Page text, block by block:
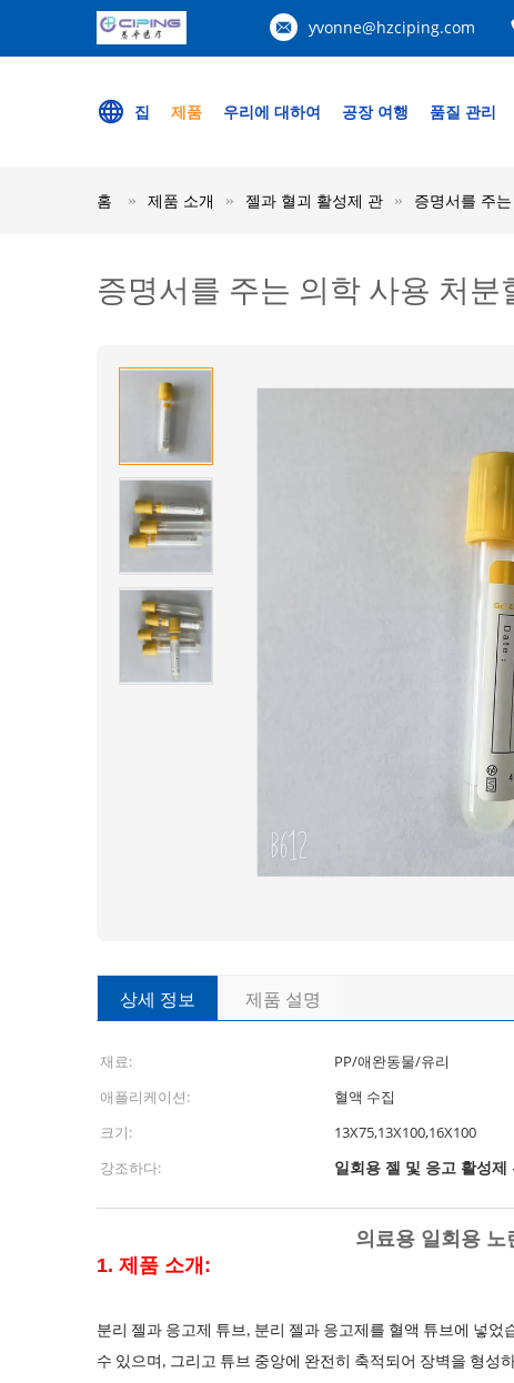
yvonne@hzciping.com
집 제품 우리에 대하여 공장 여행 품질 관리
홈 제품 소개 젤과 혈괴 활성제 관 증명서를 주
증명서를 주는 의학 사용 처
상세 정보 제품 설명
재료: PP/애완동물/유리
애플리케이션:
혈액 수집
크기:
13X75,13X100,16X100
강조하다:
일회용 젤 및 응고 활성제
의료용 일회용
1. 제품 소개:
분리 젤과 응고제 튜브, 분리 젤과 응고제를 혈액 튜브에 넣었
수 있으며, 그리고 튜브 중앙에 완전히 축적되어 장벽을 형성